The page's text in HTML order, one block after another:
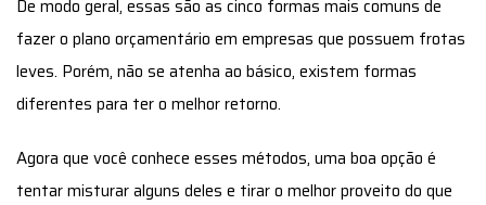
De modo geral, essas são as cinco formas mais comuns de
fazer o plano orçamentário em empresas que possuem frotas
leves. Porém, não se atenha ao básico, existem formas
diferentes para ter o melhor retorno.
Agora que você conhece esses métodos, uma boa opção é
tentar misturar alguns deles e tirar o melhor proveito do que